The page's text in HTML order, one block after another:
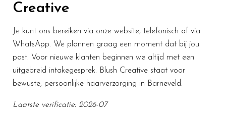
Creative
Je kunt ons bereiken via onze website, telefonisch of via
WhatsApp. We plannen graag een moment dat bij jou
past. Voor nieuwe klanten beginnen we altijd met een
uitgebreid intakegesprek. Blush Creative staat voor
bewuste, persoonlijke haarverzorging in Barneveld.
Laatste verificatie: 2026-07